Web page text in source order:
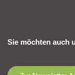
Sie möchten auch